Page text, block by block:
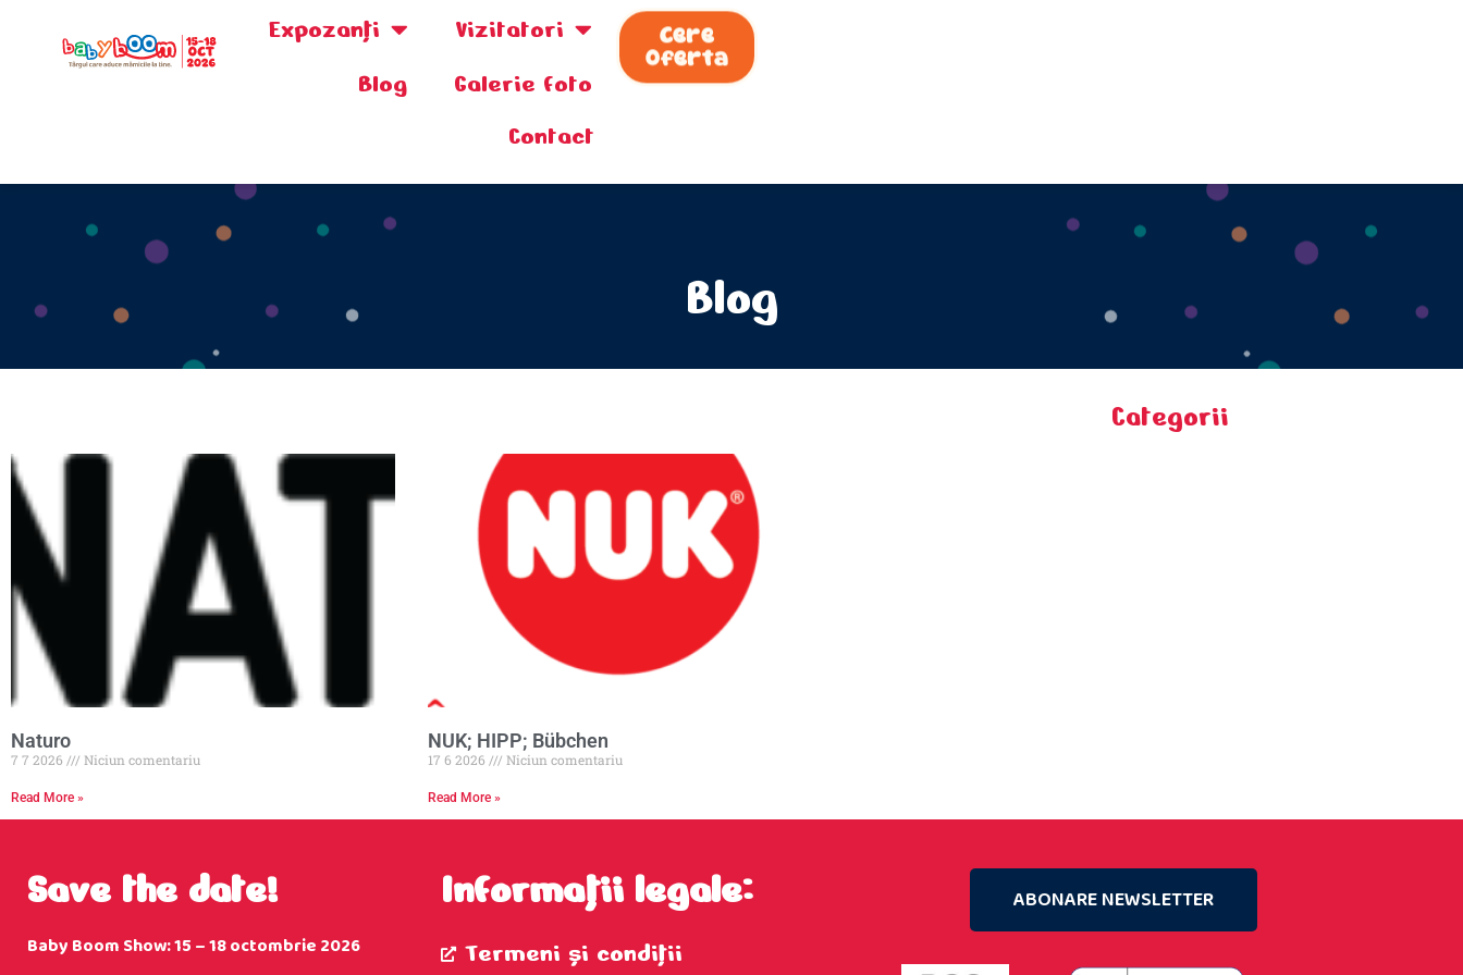
Expozanţi
Vizitatori
Blog
Galerie foto
Contact
Cere
Oferta
Blog
Categorii
Naturo
7 7 2026 Niciun comentariu
Read More »
NUK; HIPP; Bübchen
17 6 2026 Niciun comentariu
Read More »
Save the date!
Baby Boom Show: 15 – 18 octombrie 2026
Informații legale:
Termeni şi condiţii
ABONARE NEWSLETTER